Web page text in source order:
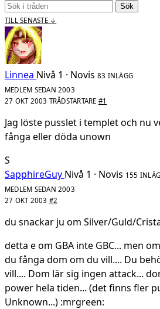
Sök
TILL SENASTE ↓
Linnea Nivå 1 · Novis 83 INLÄGG
MEDLEM SEDAN 2003
27 OKT 2003 TRÅDSTARTARE #1
Jag löste pusslet i templet och nu
fånga eller döda unown
S
SapphireGuy Nivå 1 · Novis 155
MEDLEM SEDAN 2003
27 OKT 2003 #2
du snackar ju om Silver/Guld/
detta e om GBA inte GBC... men
du fånga dom om du vill.... Du
vill.... Dom lär sig ingen attack...
power hela tiden... (det finns fler
Unknown...) :mrgreen: